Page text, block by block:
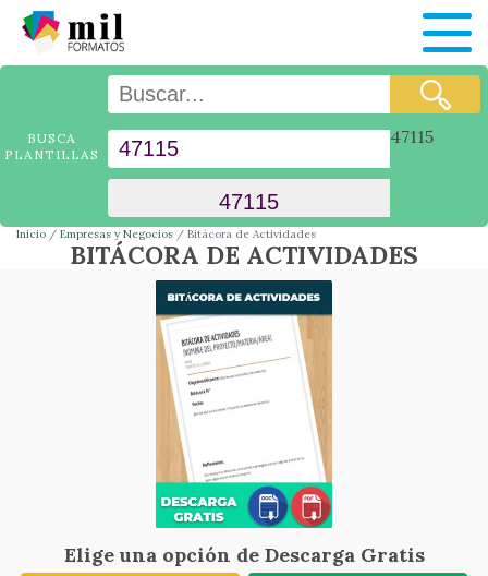
BUSCA
PLANTILLAS
47115
Inicio Empresas y Negocios Bitácora de Actividades
BITÁCORA DE ACTIVIDADES
Elige una opción de Descarga Gratis